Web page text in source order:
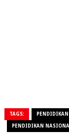
TAGS:
PENDIDIKAN